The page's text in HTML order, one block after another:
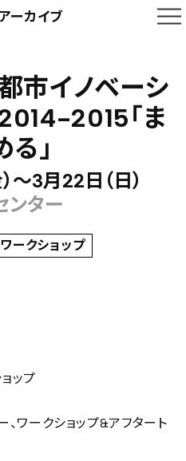
ーカイブ
市イノベーシ
2015「ま
」
〜3月22日（日）
ンター
ークショップ
ップ
、ワークショップ&アフタート